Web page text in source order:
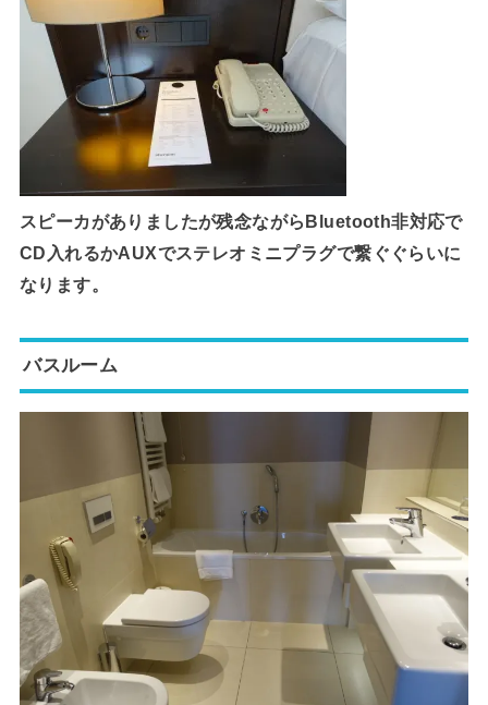
スピーカがありましたが残念ながらBluetooth非対応で
CD入れるかAUXでステレオミニプラグで繋ぐぐらいに
なります。
バスルーム